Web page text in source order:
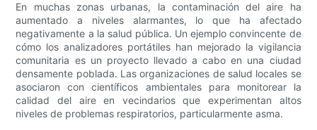
En muchas zonas urbanas, la contaminación del aire ha
aumentado a niveles alarmantes, lo que ha afectado
negativamente a la salud pública. Un ejemplo convincente de
cómo los analizadores portátiles han mejorado la vigilancia
comunitaria es un proyecto llevado a cabo en una ciudad
densamente poblada. Las organizaciones de salud locales se
asociaron con científicos ambientales para monitorear la
calidad del aire en vecindarios que experimentan altos
niveles de problemas respiratorios, particularmente asma.